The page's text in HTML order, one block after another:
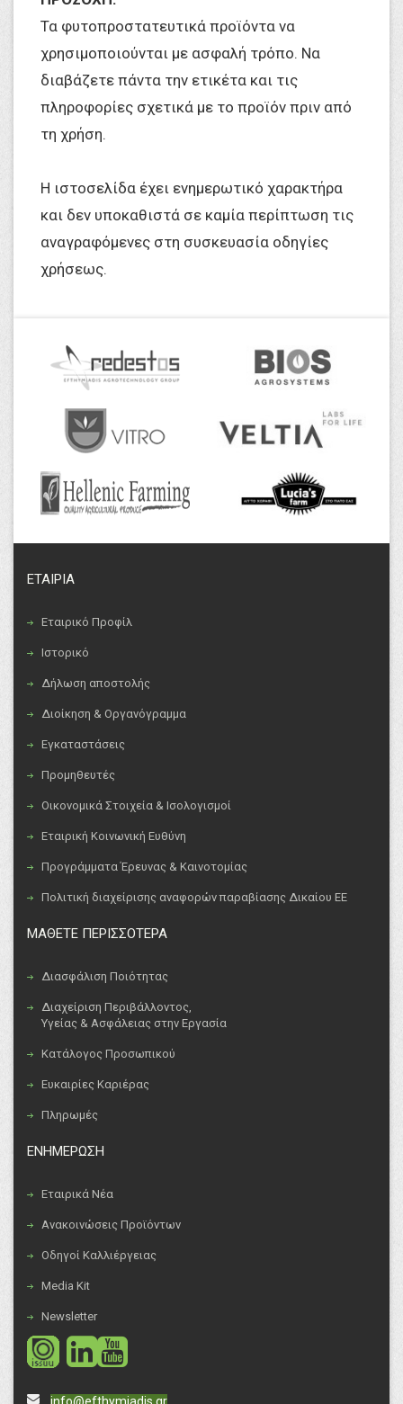
Τα φυτοπροστατευτικά προϊόντα να
χρησιμοποιούνται με ασφαλή τρόπο. Να
διαβάζετε πάντα την ετικέτα και τις
πληροφορίες σχετικά με το προϊόν πριν από
τη χρήση.
Η ιστοσελίδα έχει ενημερωτικό χαρακτήρα
και δεν υποκαθιστά σε καμία περίπτωση τις
αναγραφόμενες στη συσκευασία οδηγίες
χρήσεως.
ΕΤΑΙΡΙΑ
Εταιρικό Προφίλ
Ιστορικό
Δήλωση αποστολής
Διοίκηση & Οργανόγραμμα
Εγκαταστάσεις
Προμηθευτές
Οικονομικά Στοιχεία & Ισολογισμοί
Εταιρική Κοινωνική Ευθύνη
Προγράμματα Έρευνας & Καινοτομίας
Πολιτική διαχείρισης αναφορών παραβίασης Δικαίου ΕΕ
ΜΑΘΕΤΕ ΠΕΡΙΣΣΟΤΕΡΑ
Διασφάλιση Ποιότητας
Διαχείριση Περιβάλλοντος,
Υγείας & Ασφάλειας στην Εργασία
Κατάλογος Προσωπικού
Ευκαιρίες Καριέρας
Πληρωμές
ΕΝΗΜΕΡΩΣΗ
Εταιρικά Νέα
Ανακοινώσεις Προϊόντων
Οδηγοί Καλλιέργειας
Media Kit
Newsletter
social
social